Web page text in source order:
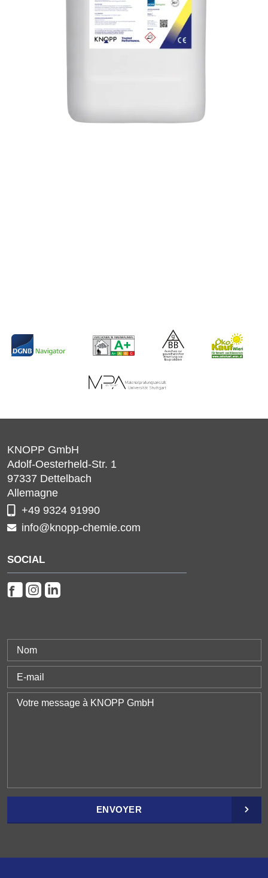
KNOPP GmbH
Adolf-Oesterheld-Str. 1
97337 Dettelbach
Allemagne
+49 9324 91990
info@knopp-chemie.com
SOCIAL
ENVOYER